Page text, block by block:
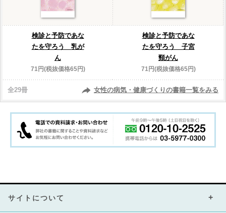
検診と予防であな
たを守ろう 乳が
ん
71円(税抜価格65円)
検診と予防であな
たを守ろう 子宮
頸がん
71円(税抜価格65円)
全29冊 女性の病気・健康づくりの書籍一覧をみる
サイトについて